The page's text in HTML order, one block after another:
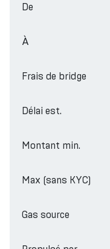
De
À
Frais de bridge
Délai est.
Montant min.
Max (sans KYC)
Gas source